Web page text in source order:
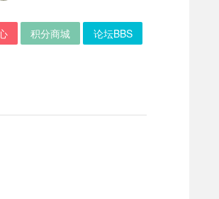
积分商城 论坛BBS